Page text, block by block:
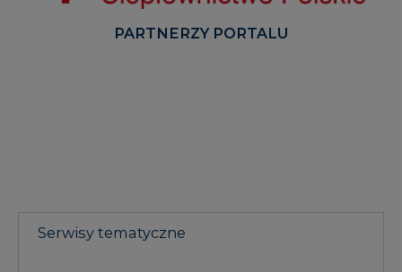
PARTNERZY PORTALU
Serwisy tematyczne